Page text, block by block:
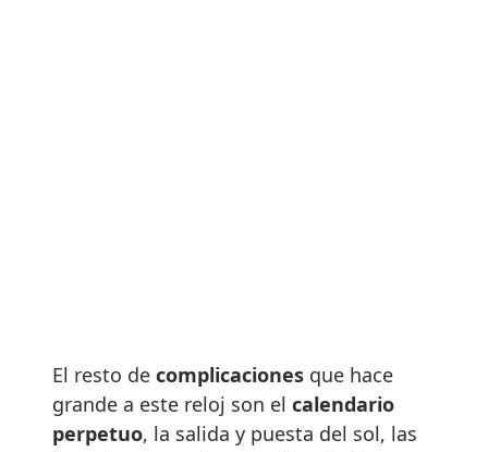
El resto de complicaciones que hace
grande a este reloj son el calendario
perpetuo, la salida y puesta del sol, las